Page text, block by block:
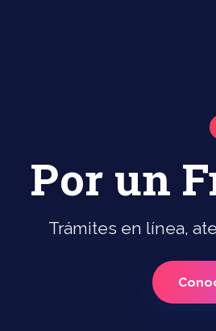
Por un
Trámites en línea,